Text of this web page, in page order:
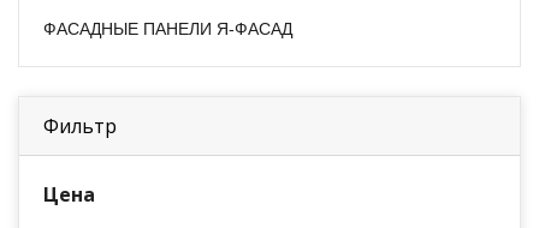
ФАСАДНЫЕ ПАНЕЛИ Я-ФАСАД
Фильтр
Цена